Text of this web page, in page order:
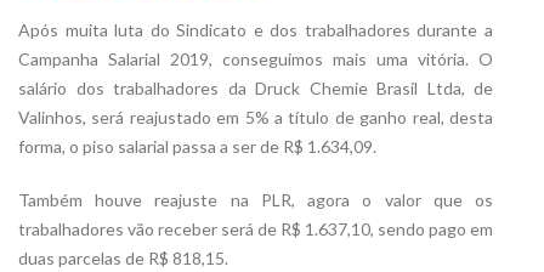
Após muita luta do Sindicato e dos trabalhadores durante a
Campanha Salarial 2019, conseguimos mais uma vitória. O
salário dos trabalhadores da Druck Chemie Brasil Ltda, de
Valinhos, será reajustado em 5% a título de ganho real, desta
forma, o piso salarial passa a ser de R$ 1.634,09.
Também houve reajuste na PLR, agora o valor que os
trabalhadores vão receber será de R$ 1.637,10, sendo pago em
duas parcelas de R$ 818,15.